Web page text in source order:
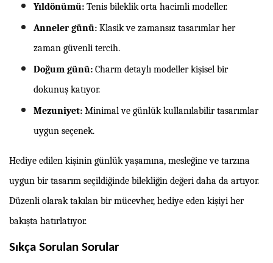
Yıldönümü: Tenis bileklik orta hacimli modeller.
Anneler günü: Klasik ve zamansız tasarımlar her
zaman güvenli tercih.
Doğum günü: Charm detaylı modeller kişisel bir
dokunuş katıyor.
Mezuniyet: Minimal ve günlük kullanılabilir tasarımlar
uygun seçenek.
Hediye edilen kişinin günlük yaşamına, mesleğine ve tarzına
uygun bir tasarım seçildiğinde bilekliğin değeri daha da artıyor.
Düzenli olarak takılan bir mücevher, hediye eden kişiyi her
bakışta hatırlatıyor.
Sıkça Sorulan Sorular